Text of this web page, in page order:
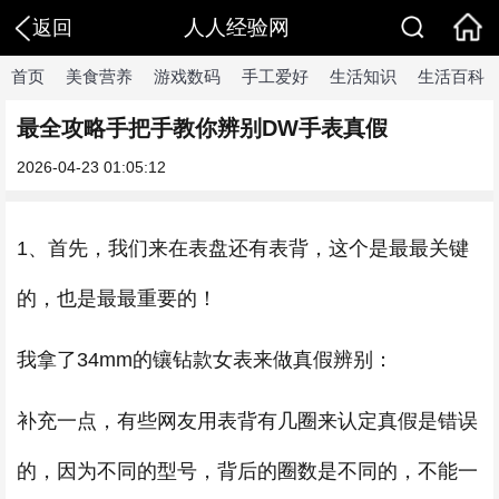
返回 人人经验网
首页 美食营养 游戏数码 手工爱好 生活知识 生活百科
最全攻略手把手教你辨别DW手表真假
2026-04-23 01:05:12
1、首先，我们来在表盘还有表背，这个是最最关键
的，也是最最重要的！
我拿了34mm的镶钻款女表来做真假辨别：
补充一点，有些网友用表背有几圈来认定真假是错误
的，因为不同的型号，背后的圈数是不同的，不能一